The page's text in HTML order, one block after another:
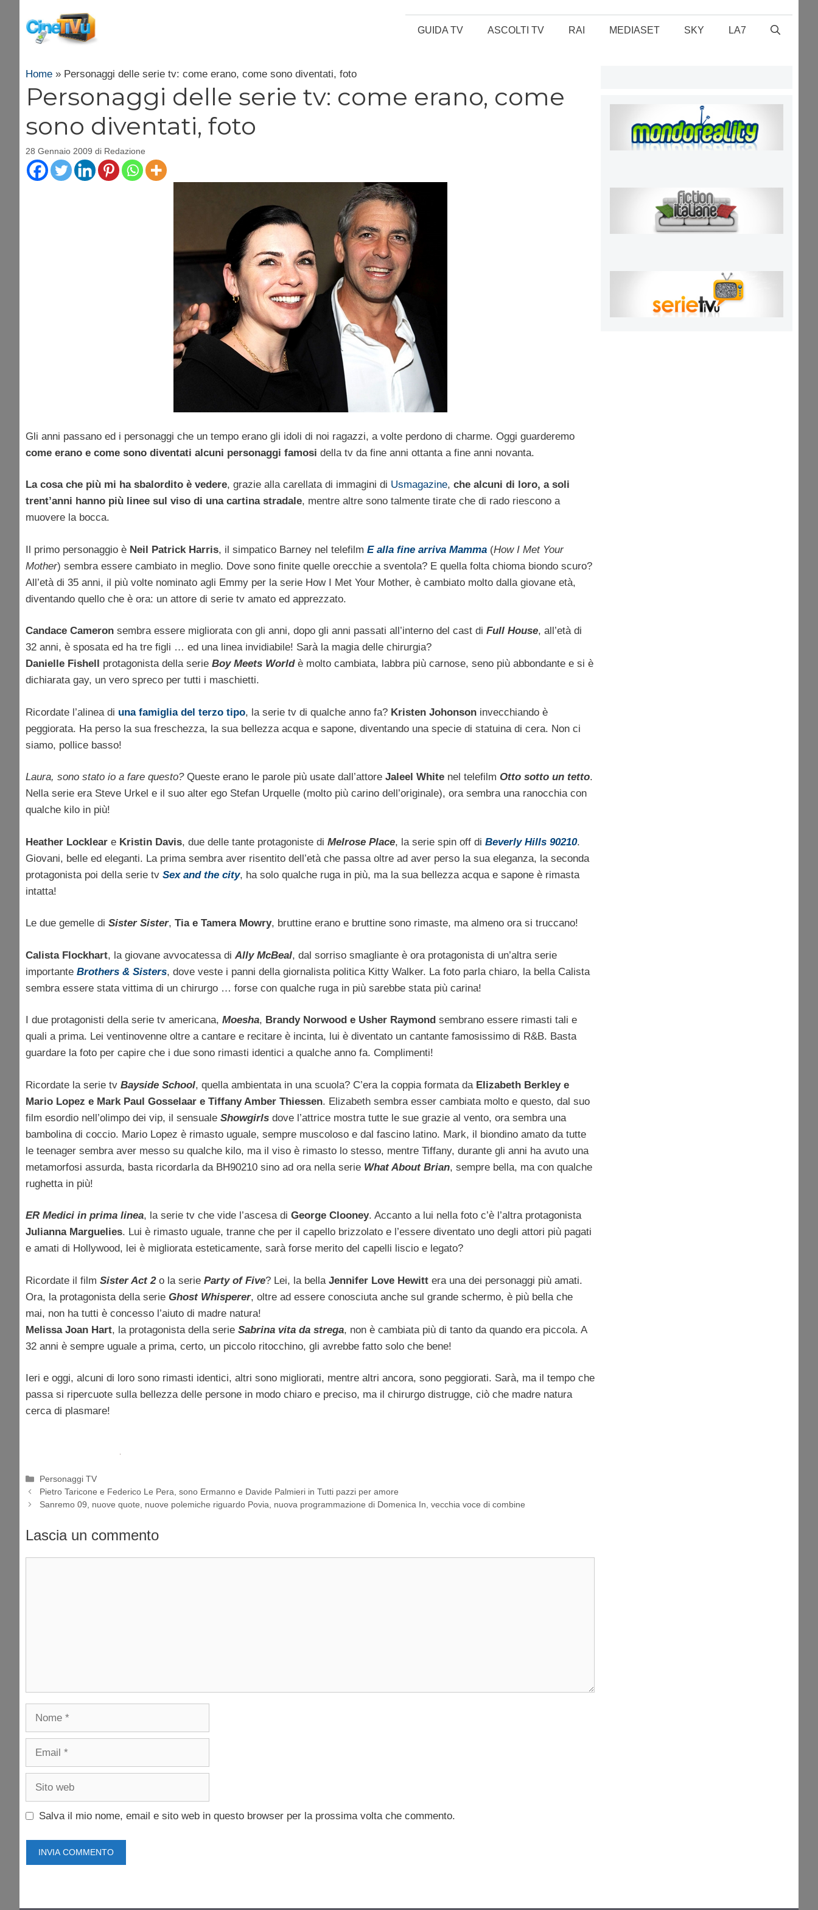
contenuto
GUIDA TV ASCOLTI TV RAI MEDIASET SKY LA7
Home » Personaggi delle serie tv: come erano, come sono diventati, foto
Personaggi delle serie tv: come erano, come
sono diventati, foto
28 Gennaio 2009 di Redazione
Gli anni passano ed i personaggi che un tempo erano gli idoli di noi ragazzi, a volte perdono di charme. Oggi guarderemo
come erano e come sono diventati alcuni personaggi famosi della tv da fine anni ottanta a fine anni novanta.
La cosa che più mi ha sbalordito è vedere, grazie alla carellata di immagini di Usmagazine, che alcuni di loro, a soli
trent’anni hanno più linee sul viso di una cartina stradale, mentre altre sono talmente tirate che di rado riescono a
muovere la bocca.
Il primo personaggio è Neil Patrick Harris, il simpatico Barney nel telefilm E alla fine arriva Mamma (How I Met Your
Mother) sembra essere cambiato in meglio. Dove sono finite quelle orecchie a sventola? E quella folta chioma biondo scuro?
All’età di 35 anni, il più volte nominato agli Emmy per la serie How I Met Your Mother, è cambiato molto dalla giovane età,
diventando quello che è ora: un attore di serie tv amato ed apprezzato.
Candace Cameron sembra essere migliorata con gli anni, dopo gli anni passati all’interno del cast di Full House, all’età di
32 anni, è sposata ed ha tre figli … ed una linea invidiabile! Sarà la magia delle chirurgia?
Danielle Fishell
protagonista della serie Boy Meets Worldè molto cambiata, labbra più carnose, seno più abbondante e si è
dichiarata gay, un vero spreco per tutti i maschietti.
Ricordate l’alinea di una famiglia del terzo tipo, la serie tv di qualche anno fa? Kristen Johonson invecchiando è
peggiorata. Ha perso la sua freschezza, la sua bellezza acqua e sapone, diventando una specie di statuina di cera. Non ci
siamo, pollice basso!
Laura, sono stato io a fare questo?Queste erano le parole più usate dall’attore Jaleel White nel telefilm Otto sotto un tetto.
Nella serie era Steve Urkel e il suo alter ego Stefan Urquelle (molto più carino dell’originale), ora sembra una ranocchia con
qualche kilo in più!
Heather Locklear e Kristin Davis, due delle tante protagoniste di Melrose Place, la serie spin off di Beverly Hills 90210.
Giovani, belle ed eleganti. La prima sembra aver risentito dell’età che passa oltre ad aver perso la sua eleganza, la seconda
protagonista poi della serie tv Sex and the city, ha solo qualche ruga in più, ma la sua bellezza acqua e sapone è rimasta
intatta!
Le due gemelle di Sister Sister, Tia e Tamera Mowry, bruttine erano e bruttine sono rimaste, ma almeno ora si truccano!
Calista Flockhart, la giovane avvocatessa di Ally McBeal, dal sorriso smagliante è ora protagonista di un’altra serie
importante Brothers & Sisters, dove veste i panni della giornalista politica Kitty Walker. La foto parla chiaro, la bella Calista
sembra essere stata vittima di un chirurgo … forse con qualche ruga in più sarebbe stata più carina!
I due protagonisti della serie tv americana, Moesha, Brandy Norwood e Usher Raymond sembrano essere rimasti tali e
quali a prima. Lei ventinovenne oltre a cantare e recitare è incinta, lui è diventato un cantante famosissimo di R&B. Basta
guardare la foto per capire che i due sono rimasti identici a qualche anno fa. Complimenti!
Ricordate la serie tv Bayside School, quella ambientata in una scuola? C’era la coppia formata da Elizabeth Berkley e
Mario Lopez e Mark Paul Gosselaar e Tiffany Amber Thiessen. Elizabeth sembra esser cambiata molto e questo, dal suo
film esordio nell’olimpo dei vip, il sensuale Showgirls dove l’attrice mostra tutte le sue grazie al vento, ora sembra una
bambolina di coccio. Mario Lopez è rimasto uguale, sempre muscoloso e dal fascino latino. Mark, il biondino amato da tutte
le teenager sembra aver messo su qualche kilo, ma il viso è rimasto lo stesso, mentre Tiffany, durante gli anni ha avuto una
metamorfosi assurda, basta ricordarla da BH90210 sino ad ora nella serie What About Brian, sempre bella, ma con qualche
rughetta in più!
ER Medici in prima linea, la serie tv che vide l’ascesa di George Clooney. Accanto a lui nella foto c’è l’altra protagonista
Julianna Marguelies. Lui è rimasto uguale, tranne che per il capello brizzolato e l’essere diventato uno degli attori più pagati
e amati di Hollywood, lei è migliorata esteticamente, sarà forse merito del capelli liscio e legato?
Ricordate il film Sister Act 2o la serie Party of Five? Lei, la bella Jennifer Love Hewitt era una dei personaggi più amati.
Ora, la protagonista della serie Ghost Whisperer, oltre ad essere conosciuta anche sul grande schermo, è più bella che
mai, non ha tutti è concesso l’aiuto di madre natura!
Melissa Joan Hart, la protagonista della serie Sabrina vita da strega, non è cambiata più di tanto da quando era piccola. A
32 anni è sempre uguale a prima, certo, un piccolo ritocchino, gli avrebbe fatto solo che bene!
Ieri e oggi, alcuni di loro sono rimasti identici, altri sono migliorati, mentre altri ancora, sono peggiorati. Sarà, ma il tempo che
passa si ripercuote sulla bellezza delle persone in modo chiaro e preciso, ma il chirurgo distrugge, ciò che madre natura
cerca di plasmare!
Categorie
Personaggi TV
Pietro Taricone e Federico Le Pera, sono Ermanno e Davide Palmieri in Tutti pazzi per amore
Sanremo 09, nuove quote, nuove polemiche riguardo Povia, nuova programmazione di Domenica In, vecchia voce di combine
Lascia un commento
Nome
Email
Sito
Salva il mio nome, email e sito web in questo browser per la prossima volta che commento.